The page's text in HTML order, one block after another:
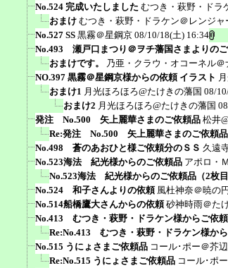
No.524 完成いたしました むつき・萩野・ドラ
おまけ むつき・萩野・ドラケン＠レンジャ
No.527 SS 黒霧＠星鋼京 08/10/18(土) 16:34
No.493 瀬戸口まつり＠ヲチ藩国さまよりの
おまけです。
乃亜・クラウ・オコーネル
NO.397 黒霧＠星鋼京様からの依頼 イラスト
おまけ1 月光ほろほろ@たけきの藩国 08/
おまけ2 月光ほろほろ@たけきの藩国
発注 No.500 矢上麗華さまのご依頼品 松井
Re:発注 No.500 矢上麗華さまのご依頼品
No.498 蒼のあおひと様ご依頼分のＳＳ 久遠
No.523海法 紀光様からのご依頼品 アポロ・
No.523海法 紀光様からのご依頼品（2枚目
No.524 和子さんよりの依頼 風杜神奈＠暁の円
No.514船橋鷹大さんからの依頼 砂神時雨＠た
No.413 むつき・萩野・ドラケン様からご依
Re:No.413 むつき・萩野・ドラケン様か
No.515 うにょさまご依頼品 コール･ポー＠芥
Re:No.515 うにょさまご依頼品 コール･ポ